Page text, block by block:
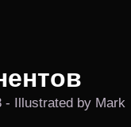
- Illustrated by Mark